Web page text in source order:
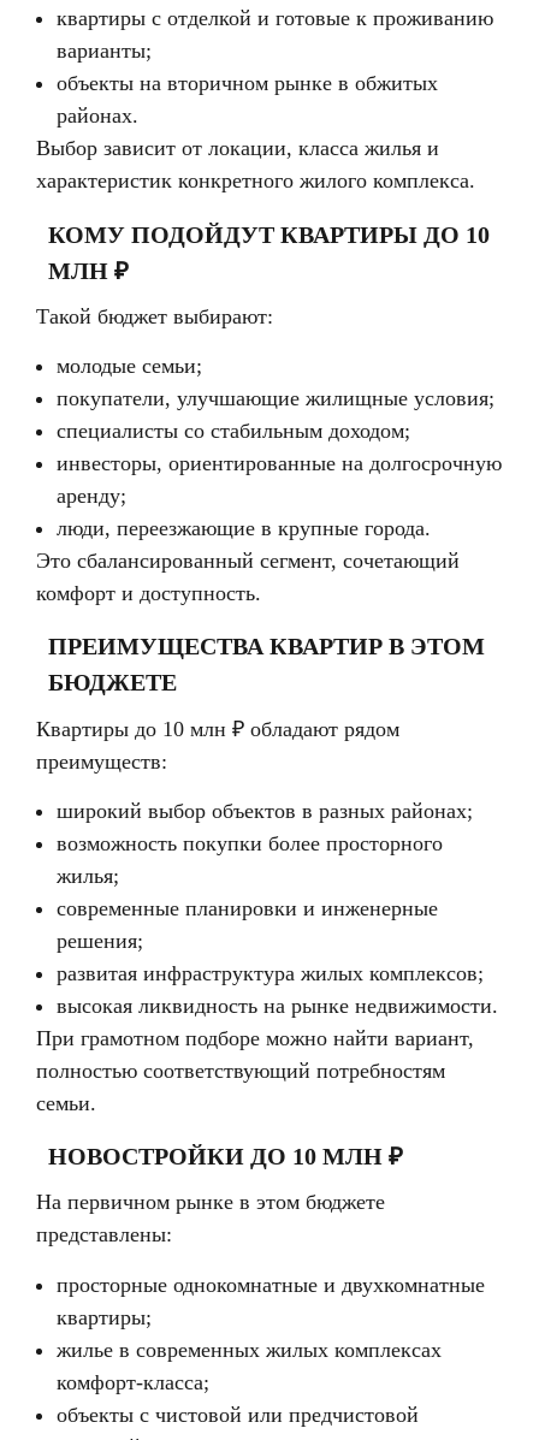
квартиры с отделкой и готовые к проживанию
варианты;
объекты на вторичном рынке в обжитых
районах.
Выбор зависит от локации, класса жилья и
характеристик конкретного жилого комплекса.
КОМУ ПОДОЙДУТ КВАРТИРЫ ДО 10
МЛН ₽
Такой бюджет выбирают:
молодые семьи;
покупатели, улучшающие жилищные условия;
специалисты со стабильным доходом;
инвесторы, ориентированные на долгосрочную
аренду;
люди, переезжающие в крупные города.
Это сбалансированный сегмент, сочетающий
комфорт и доступность.
ПРЕИМУЩЕСТВА КВАРТИР В ЭТОМ
БЮДЖЕТЕ
Квартиры до 10 млн ₽ обладают рядом
преимуществ:
широкий выбор объектов в разных районах;
возможность покупки более просторного
жилья;
современные планировки и инженерные
решения;
развитая инфраструктура жилых комплексов;
высокая ликвидность на рынке недвижимости.
При грамотном подборе можно найти вариант,
полностью соответствующий потребностям
семьи.
НОВОСТРОЙКИ ДО 10 МЛН ₽
На первичном рынке в этом бюджете
представлены:
просторные однокомнатные и двухкомнатные
квартиры;
жилье в современных жилых комплексах
комфорт-класса;
объекты с чистовой или предчистовой